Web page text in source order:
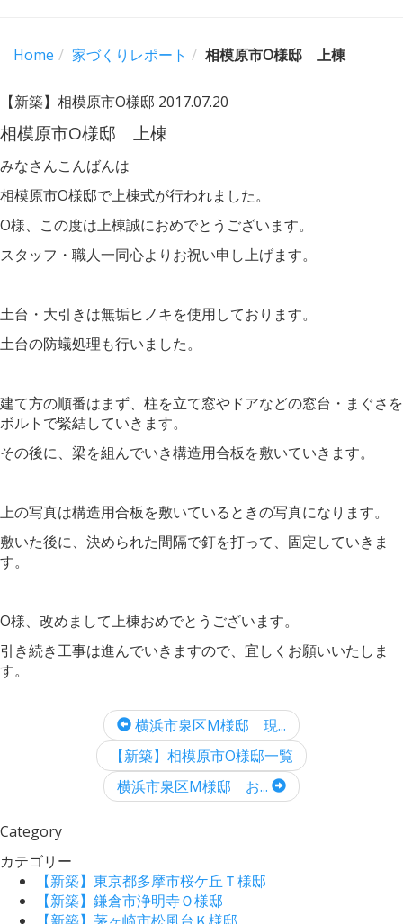
Home 家づくりレポート 相模原市O様邸 上棟
【新築】相模原市O様邸 2017.07.20
相模原市O様邸 上棟
みなさんこんばんは
相模原市O様邸で上棟式が行われました。
O様、この度は上棟誠におめでとうございます。
スタッフ・職人一同心よりお祝い申し上げます。
土台・大引きは無垢ヒノキを使用しております。
土台の防蟻処理も行いました。
建て方の順番はまず、柱を立て窓やドアなどの窓台・まぐさを
ボルトで緊結していきます。
その後に、梁を組んでいき構造用合板を敷いていきます。
上の写真は構造用合板を敷いているときの写真になります。
敷いた後に、決められた間隔で釘を打って、固定していきま
す。
O様、改めまして上棟おめでとうございます。
引き続き工事は進んでいきますので、宜しくお願いいたしま
す。
横浜市泉区M様邸 現...
【新築】相模原市O様邸一覧
横浜市泉区M様邸 お...
Category
カテゴリー
【新築】東京都多摩市桜ケ丘Ｔ様邸
【新築】鎌倉市浄明寺Ｏ様邸